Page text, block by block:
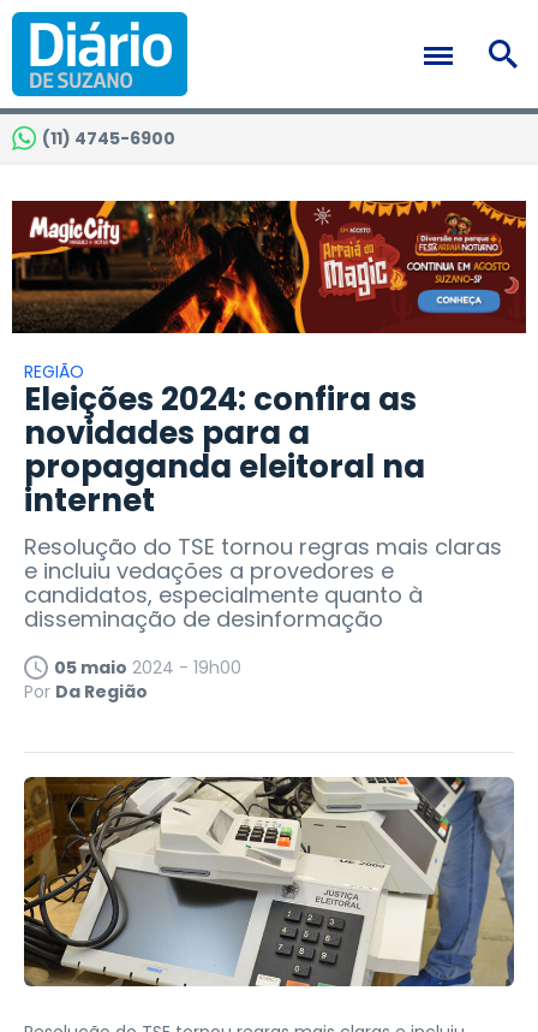
(11) 4745-6900
REGIÃO
Eleições 2024: confira as
novidades para a
propaganda eleitoral na
internet
Resolução do TSE tornou regras mais claras
e incluiu vedações a provedores e
candidatos, especialmente quanto à
disseminação de desinformação
05 maio 2024 - 19h00
Por Da Região